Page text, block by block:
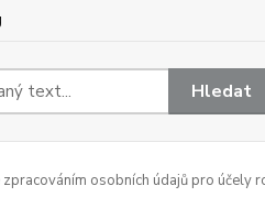
Hledat
zpracováním osobních údajů pro účely